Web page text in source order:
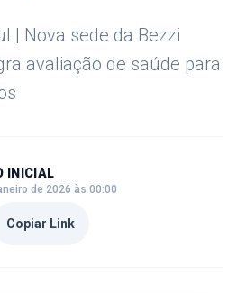
| Nova sede da Bezzi
avaliação de saúde para
INICIAL
de 2026 às 00:00
Copiar Link